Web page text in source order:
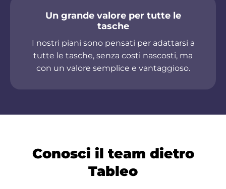
Un grande valore per tutte le
tasche
I nostri piani sono pensati per adattarsi a
tutte le tasche, senza costi nascosti, ma
con un valore semplice e vantaggioso.
Conosci il team dietro
Tableo